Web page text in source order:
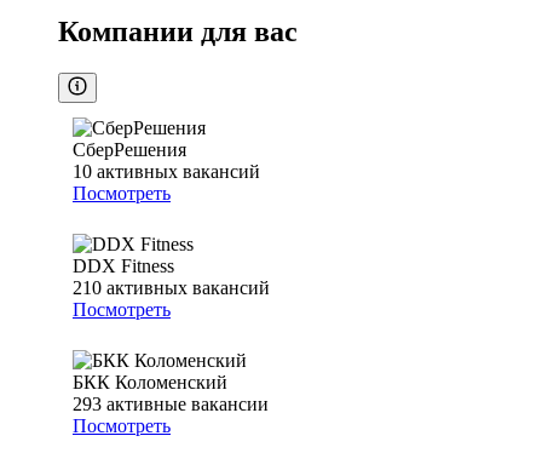
Компании для вас
СберРешения
10 активных вакансий
Посмотреть
DDX Fitness
210 активных вакансий
Посмотреть
БКК Коломенский
293 активные вакансии
Посмотреть